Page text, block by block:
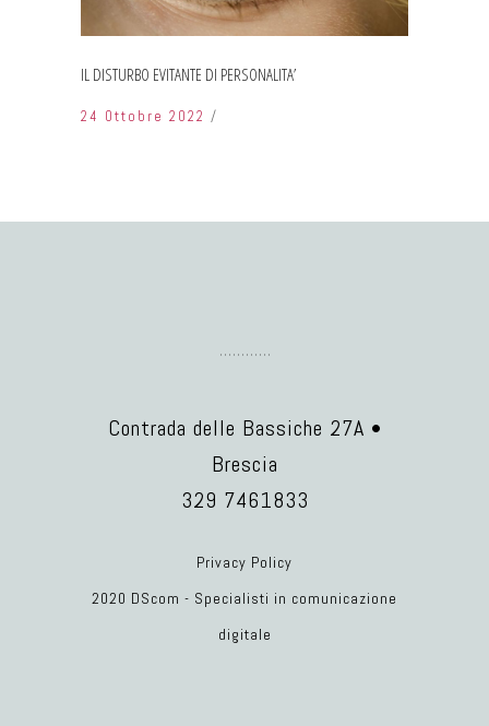
IL DISTURBO EVITANTE DI PERSONALITA’
24 Ottobre 2022
Contrada delle Bassiche 27A •
Brescia
329 7461833
Privacy Policy
2020 DScom - Specialisti in comunicazione
digitale